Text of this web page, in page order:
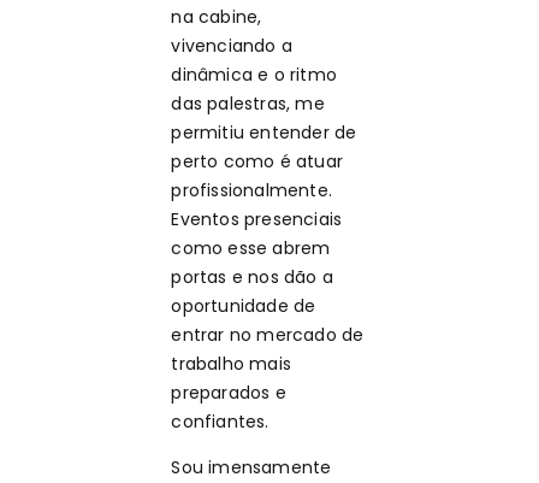
na cabine,
vivenciando a
dinâmica e o ritmo
das palestras, me
permitiu entender de
perto como é atuar
profissionalmente.
Eventos presenciais
como esse abrem
portas e nos dão a
oportunidade de
entrar no mercado de
trabalho mais
preparados e
confiantes.
Sou imensamente